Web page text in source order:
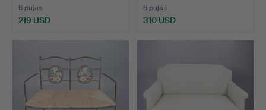
6 pujas
219 USD
6 pujas
310 USD